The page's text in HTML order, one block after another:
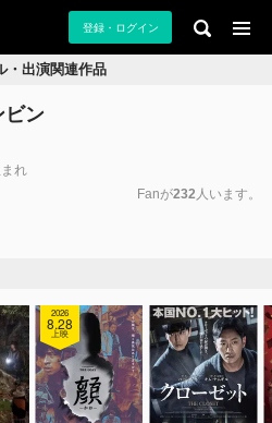
登録・ログイン
・出演関連作品
ビン
れ
Fanが232 人います。
2026
8.28
上映